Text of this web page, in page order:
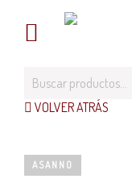
VOLVER ATRÁS
ASANNO